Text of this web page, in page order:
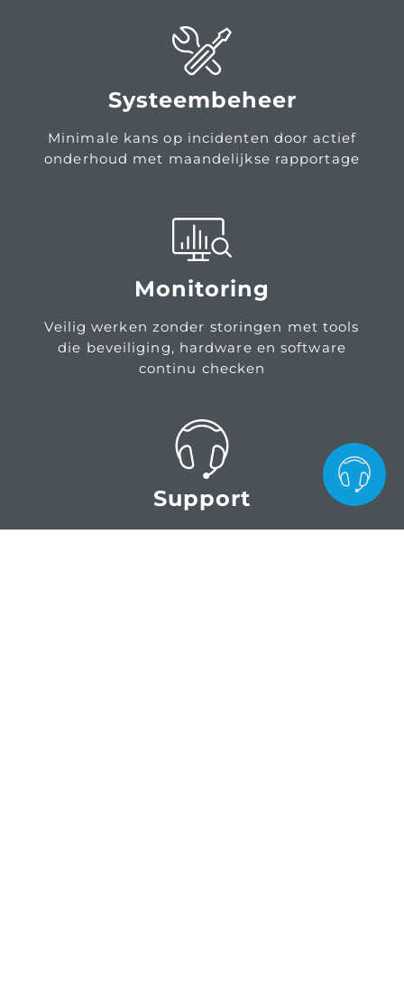
Systeembeheer
Minimale kans op incidenten door actief
onderhoud met maandelijkse rapportage
Monitoring
Veilig werken zonder storingen met tools
die beveiliging, hardware en software
continu checken
Support